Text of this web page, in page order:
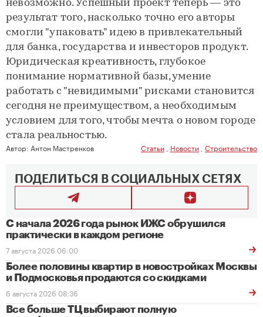
невозможно. Успешный проект теперь — это
результат того, насколько точно его авторы
смогли "упаковать" идею в привлекательный
для банка, государства и инвесторов продукт.
Юридическая креативность, глубокое
понимание нормативной базы, умение
работать с "невидимыми" рисками становится
сегодня не преимуществом, а необходимым
условием для того, чтобы мечта о новом городе
стала реальностью.
Автор: Антон Мастренков Статьи Новости Строительство
ПОДЕЛИТЬСЯ В СОЦИАЛЬНЫХ СЕТЯХ
С начала 2026 года рынок ИЖС обрушился
практически в каждом регионе
7 августа 2026 06:00
Более половины квартир в новостройках Москвы
и Подмосковья продаются со скидками
6 августа 2026 08:36
Все больше ТЦ выбирают полную